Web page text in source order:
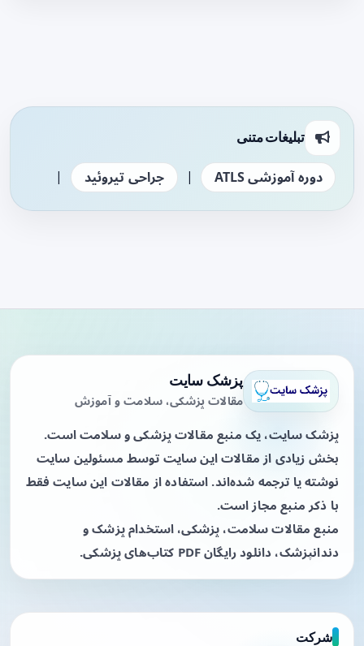
تبلیغات متنی
دوره آموزشی ATLS | جراحی تیروئید |
پزشک سایت
مقالات پزشکی، سلامت و آموزش
پزشک سایت، یک منبع مقالات پزشکی و سلامت است.
بخش زیادی از مقالات این سایت توسط مسئولین سایت
نوشته یا ترجمه شده‌اند. استفاده از مقالات این سایت فقط
با ذکر منبع مجاز است.
منبع مقالات سلامت، پزشکی، استخدام پزشک و
دندانپزشک، دانلود رایگان PDF کتاب‌های پزشکی.
شرکت